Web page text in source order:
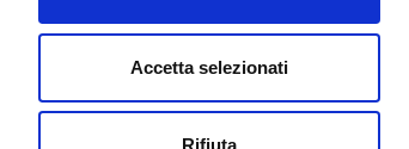
Accetta selezionati
Rifiuta